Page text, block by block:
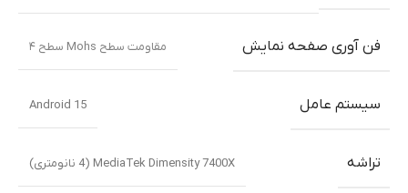
فن آوری صفحه نمایش مقاومت سطح Mohs سطح ۴
سیستم عامل Android 15
تراشه MediaTek Dimensity 7400X (4 نانومتری)